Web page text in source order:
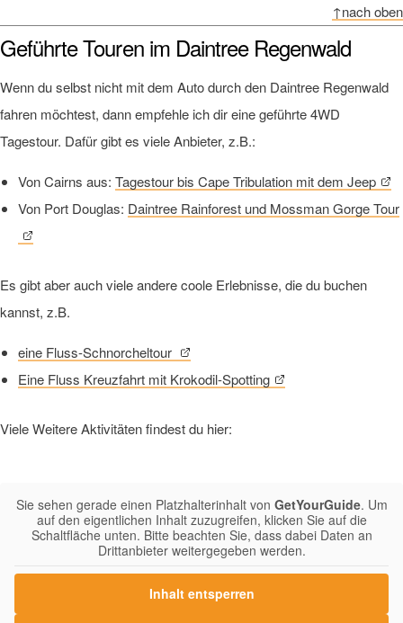
↑nach oben
Geführte Touren im Daintree Regenwald
Wenn du selbst nicht mit dem Auto durch den Daintree Regenwald
fahren möchtest, dann empfehle ich dir eine geführte 4WD
Tagestour. Dafür gibt es viele Anbieter, z.B.:
Von Cairns aus: Tagestour bis Cape Tribulation mit dem Jeep
Von Port Douglas: Daintree Rainforest und Mossman Gorge Tour
Es gibt aber auch viele andere coole Erlebnisse, die du buchen
kannst, z.B.
eine Fluss-Schnorcheltour
Eine Fluss Kreuzfahrt mit Krokodil-Spotting
Viele Weitere Aktivitäten findest du hier:
Sie sehen gerade einen Platzhalterinhalt von GetYourGuide. Um
auf den eigentlichen Inhalt zuzugreifen, klicken Sie auf die
Schaltfläche unten. Bitte beachten Sie, dass dabei Daten an
Drittanbieter weitergegeben werden.
Inhalt entsperren